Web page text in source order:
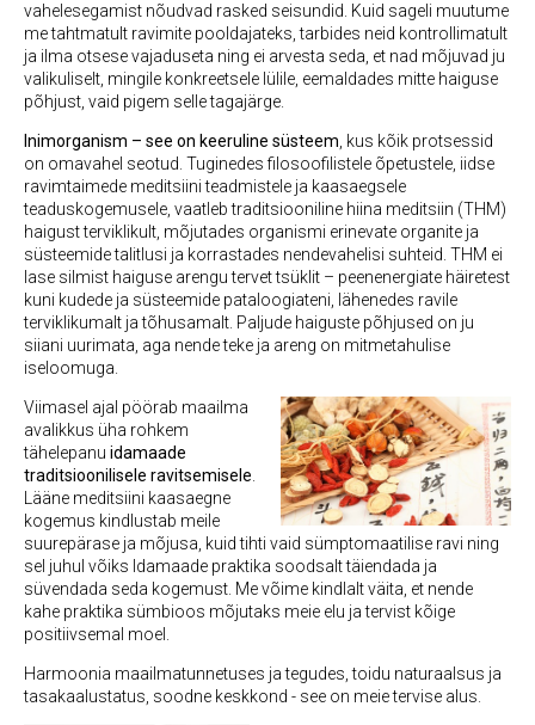
vahelesegamist nõudvad rasked seisundid. Kuid sageli muutume
me tahtmatult ravimite pooldajateks, tarbides neid kontrollimatult
ja ilma otsese vajaduseta ning ei arvesta seda, et nad mõjuvad ju
valikuliselt, mingile konkreetsele lülile, eemaldades mitte haiguse
põhjust, vaid pigem selle tagajärge.
Inimorganism – see on keeruline süsteem , kus kõik protsessid
on omavahel seotud. Tuginedes filosoofilistele õpetustele, iidse
ravimtaimede meditsiini teadmistele ja kaasaegsele
teaduskogemusele, vaatleb traditsiooniline hiina meditsiin (THM)
haigust terviklikult, mõjutades organismi erinevate organite ja
süsteemide talitlusi ja korrastades nendevahelisi suhteid. THM ei
lase silmist haiguse arengu tervet tsüklit – peenenergiate häiretest
kuni kudede ja süsteemide pataloogiateni, lähenedes ravile
terviklikumalt ja tõhusamalt. Paljude haiguste põhjused on ju
siiani uurimata, aga nende teke ja areng on mitmetahulise
iseloomuga.
Viimasel ajal pöörab maailma
avalikkus üha rohkem
tähelepanu idamaade
traditsioonilisele ravitsemisele
Lääne meditsiini kaasaegne
kogemus kindlustab meile
suurepärase ja mõjusa, kuid tihti vaid sümptomaatilise ravi ning
sel juhul võiks Idamaade praktika soodsalt täiendada ja
süvendada seda kogemust. Me võime kindlalt väita, et nende
kahe praktika sümbioos mõjutaks meie elu ja tervist kõige
positiivsemal moel.
Harmoonia maailmatunnetuses ja tegudes, toidu naturaalsus ja
tasakaalustatus, soodne keskkond - see on meie tervise alus.